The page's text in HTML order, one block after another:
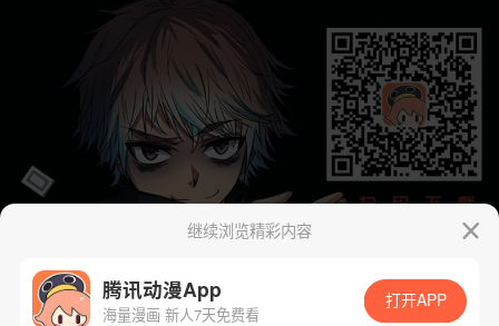
继续浏览精彩内容
腾讯动漫App
海量漫画 新人7天免费看
打开APP